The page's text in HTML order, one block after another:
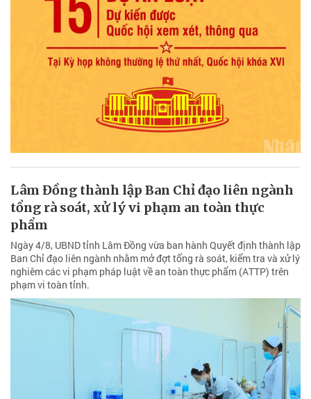
Lâm Đồng thành lập Ban Chỉ đạo liên ngành
tổng rà soát, xử lý vi phạm an toàn thực
phẩm
Ngày 4/8, UBND tỉnh Lâm Đồng vừa ban hành Quyết định thành lập
Ban Chỉ đạo liên ngành nhằm mở đợt tổng rà soát, kiểm tra và xử lý
nghiêm các vi phạm pháp luật về an toàn thực phẩm (ATTP) trên
phạm vi toàn tỉnh.